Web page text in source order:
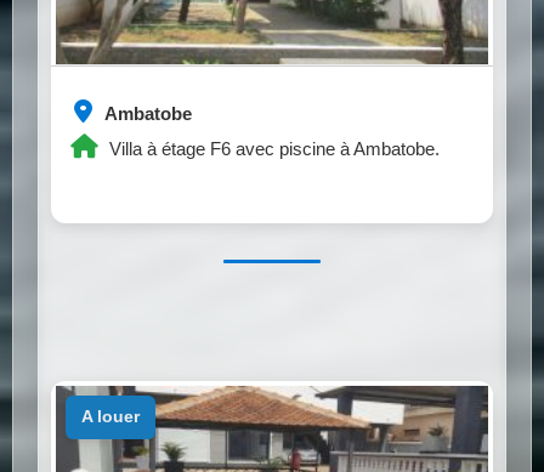
Ambatobe
Villa à étage F6 avec piscine à Ambatobe.
a louer